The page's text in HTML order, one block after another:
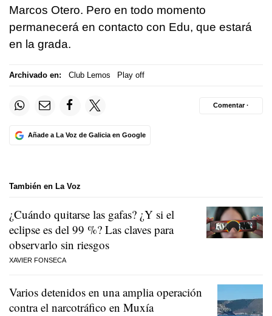
Marcos Otero. Pero en todo momento
permanecerá en contacto con Edu, que estará
en la grada.
Archivado en: Club Lemos Play off
Añade a La Voz de Galicia en Google
Comentar ·
También en La Voz
¿Cuándo quitarse las gafas? ¿Y si el
eclipse es del 99 %? Las claves para
observarlo sin riesgos
XAVIER FONSECA
Varios detenidos en una amplia operación
contra el narcotráfico en Muxía